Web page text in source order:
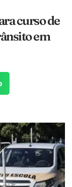
curso de
em